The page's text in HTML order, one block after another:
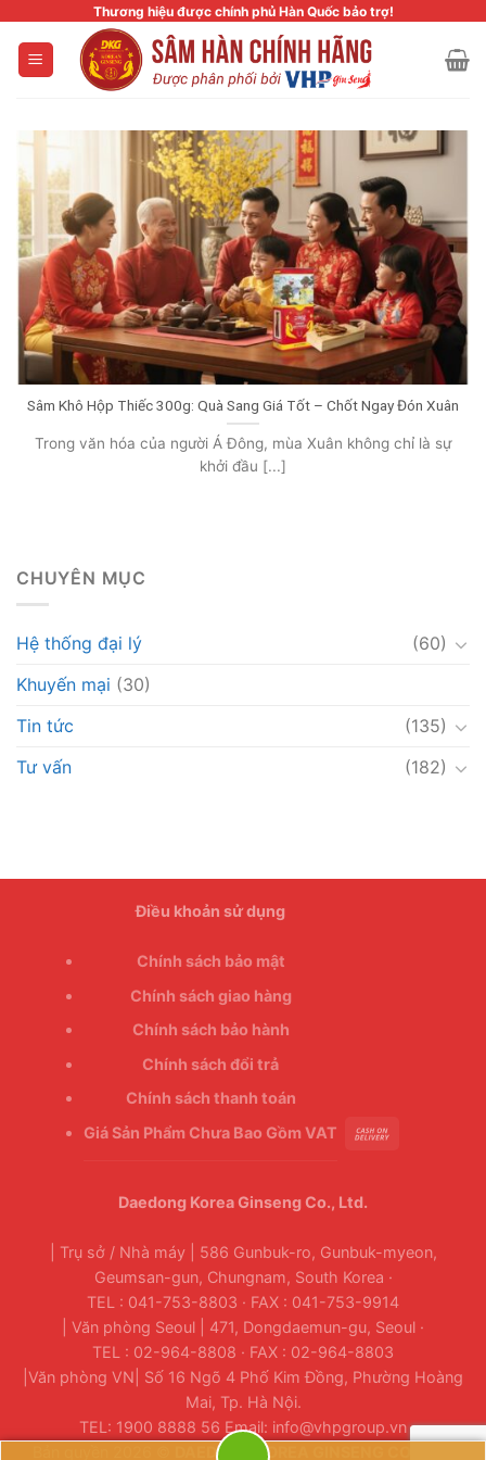
content
Thương hiệu được chính phủ Hàn Quốc bảo trợ!
Sâm Khô Hộp Thiếc 300g: Quà Sang Giá Tốt – Chốt Ngay Đón Xuân
Trong văn hóa của người Á Đông, mùa Xuân không chỉ là sự
khởi đầu [...]
CHUYÊN MỤC
Hệ thống đại lý
(60)
Khuyến mại (30)
Tin tức
(135)
Tư vấn
(182)
Điều khoản sử dụng
Chính sách bảo mật
Chính sách giao hàng
Chính sách bảo hành
Chính sách đổi trả
Chính sách thanh toán
Giá Sản Phẩm Chưa Bao Gồm VAT
Daedong Korea Ginseng Co., Ltd.
| Trụ sở / Nhà máy | 586 Gunbuk-ro, Gunbuk-myeon,
Geumsan-gun, Chungnam, South Korea ·
TEL : 041-753-8803 · FAX : 041-753-9914
| Văn phòng Seoul | 471, Dongdaemun-gu, Seoul ·
TEL : 02-964-8808 · FAX : 02-964-8803
|Văn phòng VN| Số 16 Ngõ 4 Phố Kim Đồng, Phường Hoàng
Mai, Tp. Hà Nội.
TEL: 1900 8888 56 Email: info@vhpgroup.vn
DAEDONG KOREA GINSENG CO., LTD.